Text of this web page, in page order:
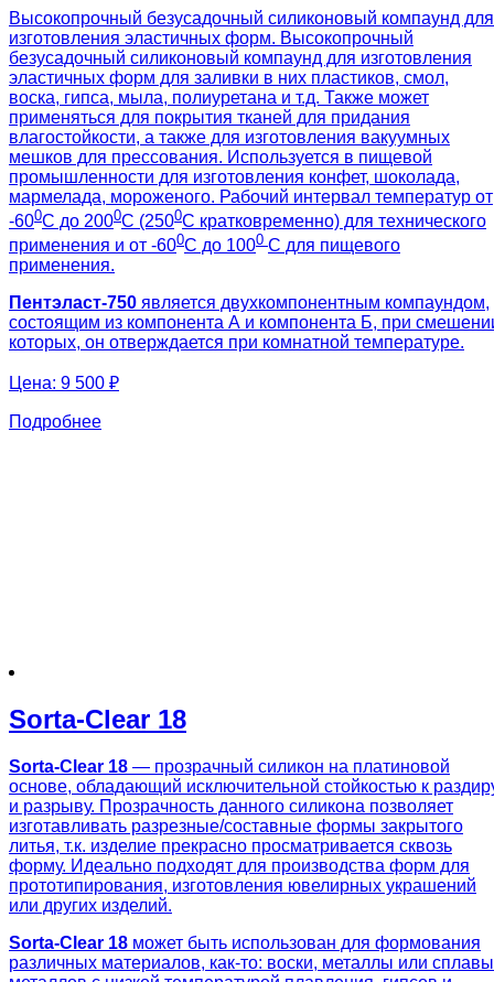
Высокопрочный безусадочный силиконовый компаунд для
изготовления эластичных форм. Высокопрочный
безусадочный силиконовый компаунд для изготовления
эластичных форм для заливки в них пластиков, смол,
воска, гипса, мыла, полиуретана и т.д. Также может
применяться для покрытия тканей для придания
влагостойкости, а также для изготовления вакуумных
мешков для прессования. Используется в пищевой
промышленности для изготовления конфет, шоколада,
мармелада, мороженого. Рабочий интервал температур от
-600С до 2000С (2500С кратковременно) для технического
применения и от -600С до 1000 С для пищевого
применения.
Пентэласт-750 является двухкомпонентным компаундом,
состоящим из компонента А и компонента Б, при
которых, он отверждается при комнатной температуре.
Цена: 9 500 ₽
Подробнее
Sorta-Clear 18
Sorta-Clear 18 — прозрачный силикон на платиновой
основе, обладающий исключительной стойкостью к
и разрыву. Прозрачность данного силикона позволяет
изготавливать разрезные/составные формы закрытого
литья, т.к. изделие прекрасно просматривается сквозь
форму. Идеально подходят для производства форм для
прототипирования, изготовления ювелирных украшений
или других изделий.
Sorta-Clear 18 может быть использован для формования
различных материалов, как-то: воски, металлы или сплавы